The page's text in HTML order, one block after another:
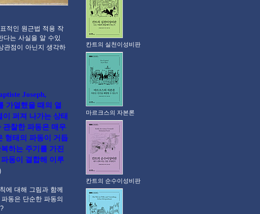
적인 원근법 적용 작
다는 사실을 알 수있
관점이 아닌지 생각하
Joseph,
가열했을 때의 열
퍼져 나가는 상태
관찰한 파동은 매우
형태의 파동이 거듭
하는 주기를 가진
동이 결합해 이루
에 대해 그림과 함께
동은 단순한 파동의
칸트의 실천이성비판
마르크스의 자본론
칸트의 순수이성비판